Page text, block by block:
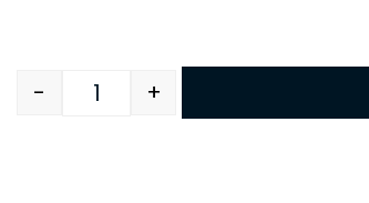
Quantity
- +